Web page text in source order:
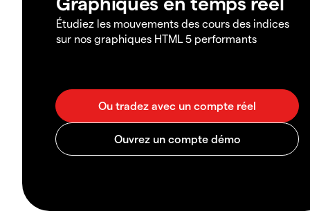
Étudiez les mouvements des cours des indices
sur nos graphiques HTML 5 performants